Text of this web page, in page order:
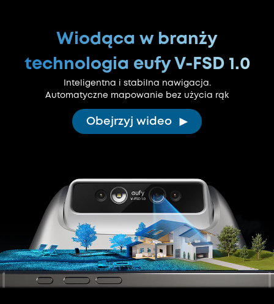
Wiodąca w branży
technologia eufy V-FSD 1.0
Inteligentna i stabilna nawigacja.
Automatyczne mapowanie bez użycia rąk
Obejrzyj wideo